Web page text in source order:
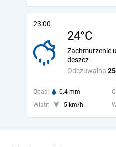
23:00
24°C
Odczuwalna
Zachmurzenie
deszcz
Opad: 0.4 mm
Wiatr:
5 km/h